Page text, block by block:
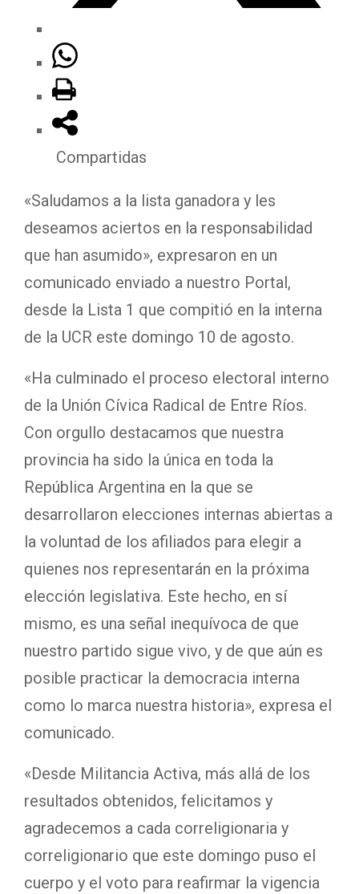
Compartidas
«Saludamos a la lista ganadora y les
deseamos aciertos en la responsabilidad
que han asumido», expresaron en un
comunicado enviado a nuestro Portal,
desde la Lista 1 que compitió en la interna
de la UCR este domingo 10 de agosto.
«Ha culminado el proceso electoral interno
de la Unión Cívica Radical de Entre Ríos.
Con orgullo destacamos que nuestra
provincia ha sido la única en toda la
República Argentina en la que se
desarrollaron elecciones internas abiertas a
la voluntad de los afiliados para elegir a
quienes nos representarán en la próxima
elección legislativa. Este hecho, en sí
mismo, es una señal inequívoca de que
nuestro partido sigue vivo, y de que aún es
posible practicar la democracia interna
como lo marca nuestra historia», expresa el
comunicado.
«Desde Militancia Activa, más allá de los
resultados obtenidos, felicitamos y
agradecemos a cada correligionaria y
correligionario que este domingo puso el
cuerpo y el voto para reafirmar la vigencia